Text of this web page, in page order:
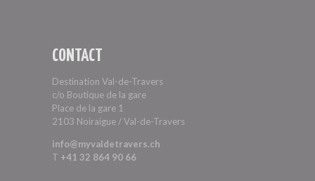
CONTACT
Destination Val-de-Travers
c/o Boutique de la gare
Place de la gare 1
2103 Noiraigue / Val-de-Travers
info@myvaldetravers.ch
T +41 32 864 90 66